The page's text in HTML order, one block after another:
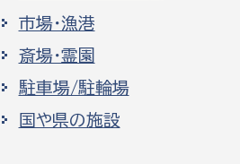
市場・漁港
斎場・霊園
駐車場/駐輪場
国や県の施設